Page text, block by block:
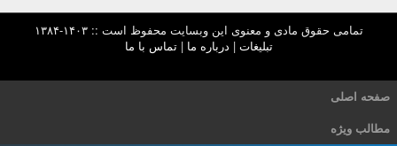
تمامی حقوق مادی و معنوی این وبسایت محفوظ است :: ۱۴۰۳-۱۳۸۴
تبلیغات | درباره ما |تماس با ما
صفحه اصلی
مطالب ویژه